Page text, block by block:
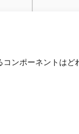
ンポーネントはど